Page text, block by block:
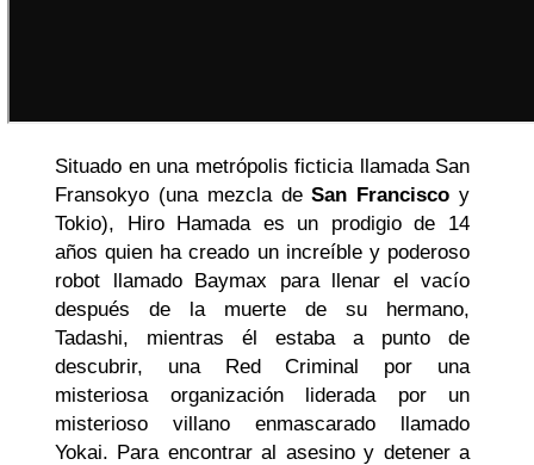
Situado en una metrópolis ficticia llamada San
Fransokyo (una mezcla deSan Francisco y
Tokio), Hiro Hamada es un prodigio de 14
años quien ha creado un increíble y poderoso
robot llamado Baymax para llenar el vacío
después de la muerte de su hermano,
Tadashi, mientras él estaba a punto de
descubrir, una Red Criminal por una
misteriosa organización liderada por un
misterioso villano enmascarado llamado
Yokai. Para encontrar al asesino y detener a